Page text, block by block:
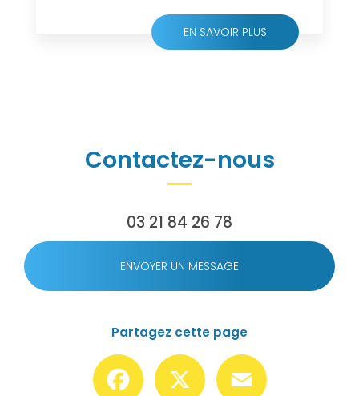
EN SAVOIR PLUS
Contactez-nous
03 21 84 26 78
ENVOYER UN MESSAGE
Partagez cette page
Facebook